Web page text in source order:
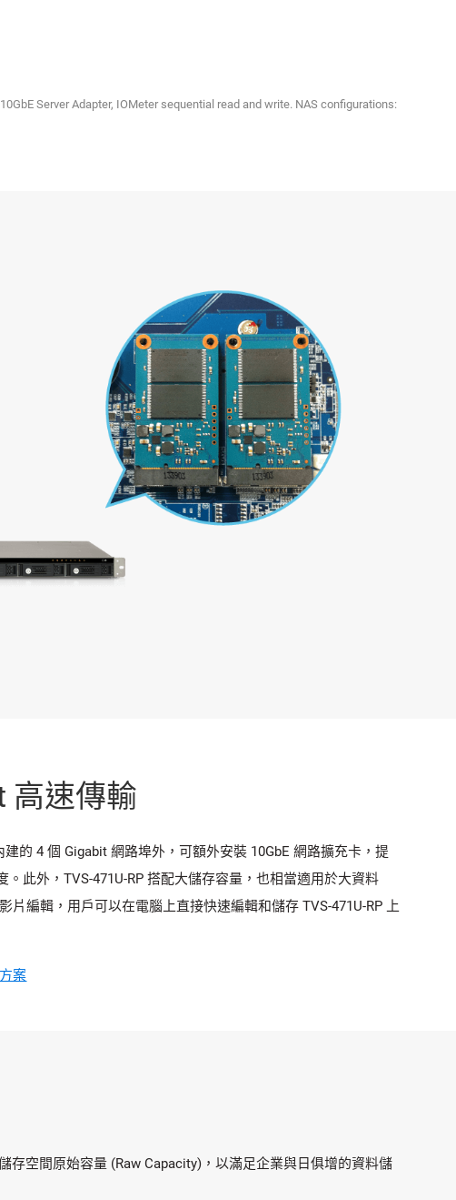
Server Adapter, IOMeter sequential read and write. NAS configurations:
高速傳輸
建的 4 個 Gigabit 網路埠外，可額外安裝 10GbE 網路擴充卡，提
。此外，TVS-471U-RP 搭配大儲存容量，也相當適用於大資料
片編輯，用戶可以在電腦上直接快速編輯和儲存 TVS-471U-RP 上
案
存空間原始容量 (Raw Capacity)，以滿足企業與日俱增的資料儲